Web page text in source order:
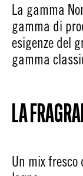
La gamma
gamma di
esigenze del
gamma
LA
Un mix